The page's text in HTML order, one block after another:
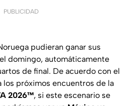
PUBLICIDAD
pudieran ganar sus
domingo, automáticamente
de final. De acuerdo con el
próximos encuentros de la
2026™, si este escenario se